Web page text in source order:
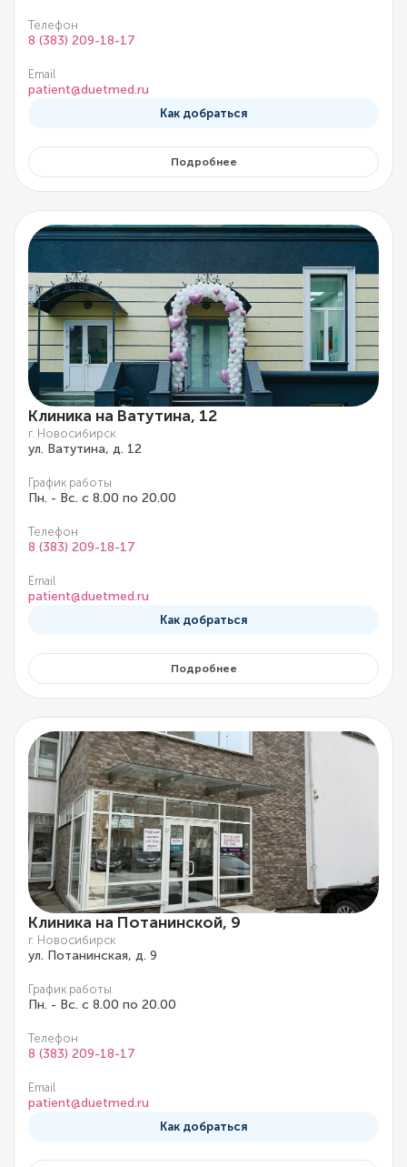
Телефон
8 (383) 209-18-17
Email
patient@duetmed.ru
Как добраться
Подробнее
Клиника на Ватутина, 12
г. Новосибирск
ул. Ватутина, д. 12
График работы
Пн. - Вс. с 8.00 по 20.00
Телефон
8 (383) 209-18-17
Email
patient@duetmed.ru
Как добраться
Подробнее
Клиника на Потанинской, 9
г. Новосибирск
ул. Потанинская, д. 9
График работы
Пн. - Вс. с 8.00 по 20.00
Телефон
8 (383) 209-18-17
Email
patient@duetmed.ru
Как добраться